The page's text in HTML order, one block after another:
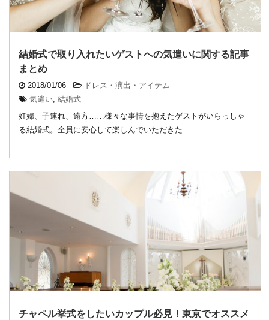
結婚式で取り入れたいゲストへの気遣いに関する記事
まとめ
2018/01/06 - ドレス・演出・アイテム
気遣い, 結婚式
妊婦、子連れ、遠方……様々な事情を抱えたゲストがいらっしゃ
る結婚式。全員に安心して楽しんでいただきた ...
チャペル挙式をしたいカップル必見！東京でオススメ